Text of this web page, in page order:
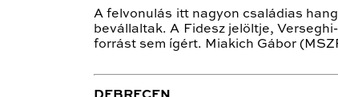
A felvonulás itt nagyon családias
bevállaltak. A Fidesz jelöltje,
forrást sem ígért. Miakich Gábor